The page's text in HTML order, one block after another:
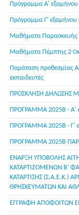
Πρόγραμμα Α' εξαμήνου
Πρόγραμμα Γ' εξαμήνου
Μαθήματα Παρασκευής
Μαθήματα Πέμπτης 2
Παράταση προθεσμίας
εκπαιδευτές
ΠΡΟΣΚΛΗΣΗ ΔΗΛΩΣΗΣ
ΠΡΟΓΡΑΜΜΑ 2025Β - Α'
ΠΡΟΓΡΑΜΜΑ 2025Β - Γ'
ΠΡΟΓΡΑΜΜΑ 2025Β
ΕΝΑΡΞΗ ΥΠΟΒΟΛΗΣ
ΚΑΤΑΡΤΙΖΟΜΕΝΩΝ Β'
ΚΑΤΑΡΤΙΣΗΣ (Σ.Α.Ε.Κ.)
ΘΡΗΣΚΕΥΜΑΤΩΝ ΚΑΙ
ΕΓΓΡΑΦΗ ΑΠΟΦΟΙΤΩΝ